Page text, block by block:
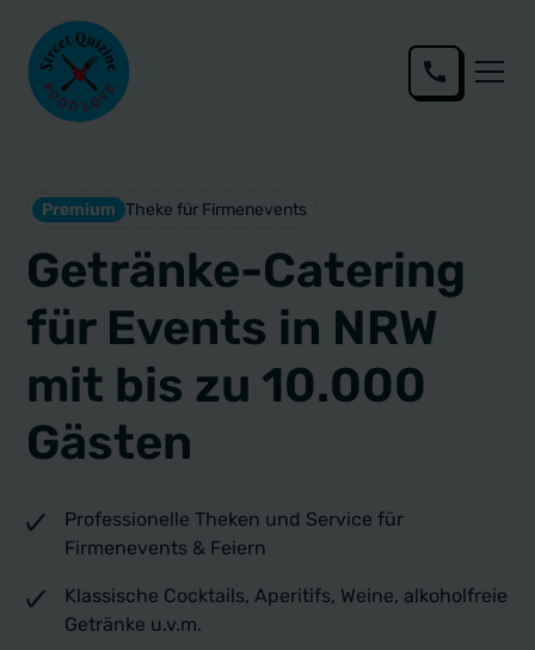
Premium Theke für Firmenevents
Getränke-Catering
für Events in NRW
mit bis zu 10.000
Gästen
Professionelle Theken und Service für
Firmenevents & Feiern
Klassische Cocktails, Aperitifs, Weine, alkoholfreie
Getränke u.v.m.